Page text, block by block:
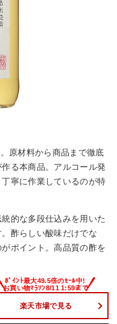
原材料から商品まで徹底
る本商品。アルコール発
寧に作業しているのが特
的な多段仕込みを用いた
酢らしい酸味だけでな
ポイント。高品質の酢を
楽天市場で見る